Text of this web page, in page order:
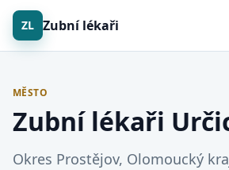
ZL Zubní lékaři
MĚSTO
Zubní lékaři
Okres Prostějov, Olomoucký